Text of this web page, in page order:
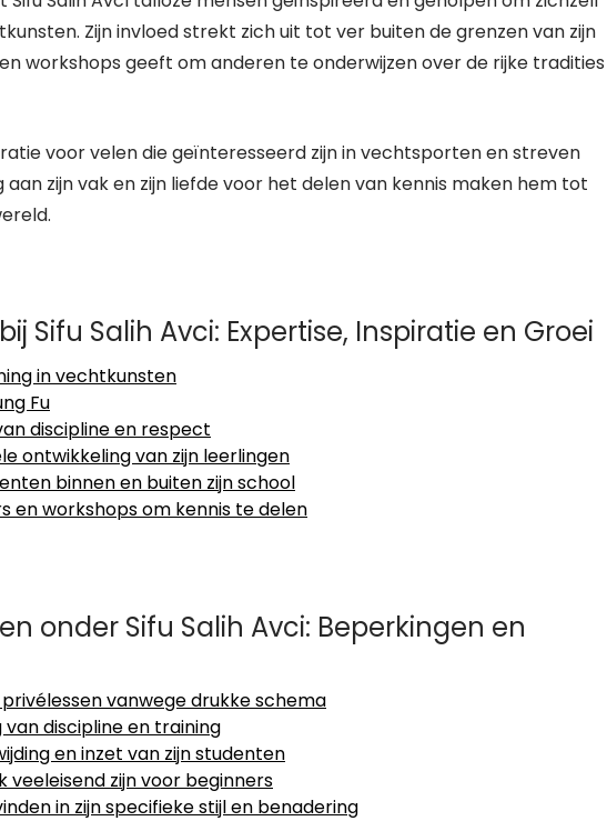
Zijn invloed strekt zich uit tot ver buiten de grenzen van zijn
workshops geeft om anderen te onderwijzen over de rijke tradities
voor velen die geïnteresseerd zijn in vechtsporten en streven
aan zijn vak en zijn liefde voor het delen van kennis maken hem tot
Sifu Salih Avci: Expertise, Inspiratie en Groei
in vechtkunsten
Fu
discipline en respect
ontwikkeling van zijn leerlingen
binnen en buiten zijn school
en workshops om kennis te delen
onder Sifu Salih Avci: Beperkingen en
vanwege drukke schema
van discipline en training
en inzet van zijn studenten
veeleisend zijn voor beginners
in zijn specifieke stijl en benadering